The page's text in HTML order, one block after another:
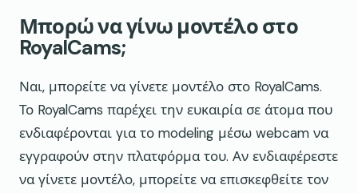
Μπορώ να γίνω μοντέλο στο
RoyalCams;
Ναι, μπορείτε να γίνετε μοντέλο στο RoyalCams.
Το RoyalCams παρέχει την ευκαιρία σε άτομα που
ενδιαφέρονται για το modeling μέσω webcam να
εγγραφούν στην πλατφόρμα του. Αν ενδιαφέρεστε
να γίνετε μοντέλο, μπορείτε να επισκεφθείτε τον